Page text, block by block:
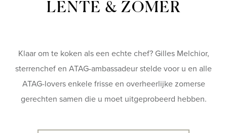
LENTE & ZOMER
Klaar om te koken als een echte chef? Gilles Melchior,
sterrenchef en ATAG-ambassadeur stelde voor u en alle
ATAG-lovers enkele frisse en overheerlijke zomerse
gerechten samen die u moet uitgeprobeerd hebben.